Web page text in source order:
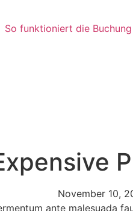
So funktioniert die Buchung
November 10,
ante malesuada